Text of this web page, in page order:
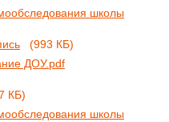
школы
(993 КБ)
ДОУ.pdf
КБ)
школы